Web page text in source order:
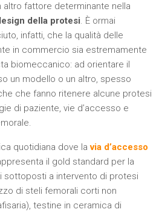
altro fattore determinante nella
della protesi. È ormai
infatti, che la qualità delle
in commercio sia estremamente
biomeccanico: ad orientare il
un modello o un altro, spesso
che fanno ritenere alcune protesi
di paziente, vie d’accesso e
quotidiana dove lavia d’accesso
il gold standard per la
sottoposti a intervento di protesi
di steli femorali corti non
testine in ceramica di